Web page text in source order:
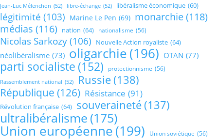
Jean-Luc Mélenchon (52) libre-échange (52) libéralisme économique (60)
légitimité (103) Marine Le Pen (69) monarchie(118)
médias (116) nation (64) nationalisme (56)
Nicolas Sarkozy(106) Nouvelle Action royaliste (64)
néolibéralisme (73) oligarchie(196) OTAN (77)
parti socialiste (152) protectionnisme (56)
Rassemblement national (52) Russie (138)
République (126) Résistance (91)
Révolution française (64) souveraineté (137)
ultralibéralisme (175)
Union européenne(199) Union soviétique (56)